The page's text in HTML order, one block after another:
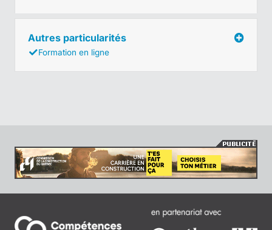
Autres particularités
Formation en ligne